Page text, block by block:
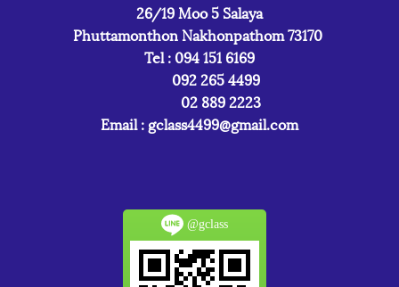
26/19 Moo 5 Salaya
Phuttamonthon Nakhonpathom 73170
Tel : 094 151 6169
092 265 4499
02 889 2223
Email : gclass4499@gmail.com
@gclass